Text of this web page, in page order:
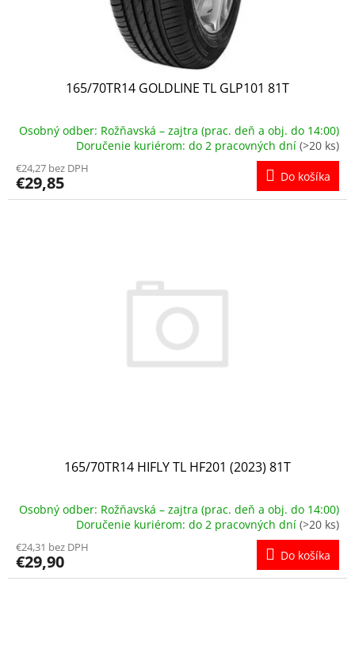
165/70TR14 GOLDLINE TL GLP101 81T
Osobný odber: Rožňavská – zajtra (prac. deň a obj. do 14:00)
Doručenie kuriérom: do 2 pracovných dní (>20 ks)
€24,27 bez DPH
€29,85 Do košíka
165/70TR14 HIFLY TL HF201 (2023) 81T
Osobný odber: Rožňavská – zajtra (prac. deň a obj. do 14:00)
Doručenie kuriérom: do 2 pracovných dní (>20 ks)
€24,31 bez DPH
€29,90 Do košíka